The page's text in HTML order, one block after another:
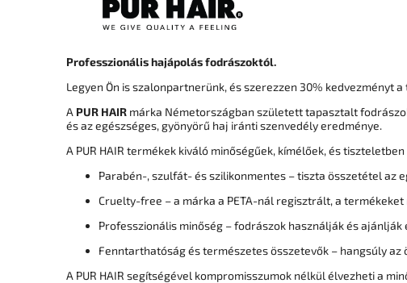
Professzionális hajápolás fodrászoktól.
Legyen Ön is szalonpartnerünk, és szerezzen 30% kedvezményt
A PUR HAIR márka Németországban született tapasztalt
és az egészséges, gyönyörű haj iránti szenvedély eredménye.
A PUR HAIR termékek kiváló minőségűek, kímélőek, és
Parabén-, szulfát- és szilikonmentes – tiszta összetétel az
Cruelty-free – a márka a PETA-nál regisztrált, a
Professzionális minőség – fodrászok használják és ajánlják
Fenntarthatóság és természetes összetevők – hangsúly
A PUR HAIR segítségével kompromisszumok nélkül élvezheti a